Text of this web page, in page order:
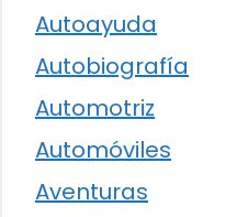
Autoayuda
Autobiografía
Automotriz
Automóviles
Aventuras